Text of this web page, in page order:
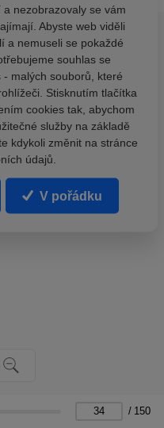
/ 150
nezobrazovaly se vám
Abyste web viděli
a nemuseli se pokaždé
souhlas se
malých souborů, které
Stisknutím tlačítka
cookies tak, abychom
služby na základě
kdykoli změnit na stránce
údajů.
V pořádku